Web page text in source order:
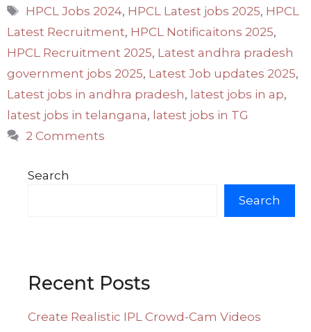
Tags
HPCL Jobs 2024, HPCL Latest jobs 2025, HPCL
Latest Recruitment, HPCL Notificaitons 2025,
HPCL Recruitment 2025, Latest andhra pradesh
government jobs 2025, Latest Job updates 2025,
Latest jobs in andhra pradesh, latest jobs in ap,
latest jobs in telangana, latest jobs in TG
2 Comments
Search
Search
Recent Posts
Create Realistic IPL Crowd-Cam Videos